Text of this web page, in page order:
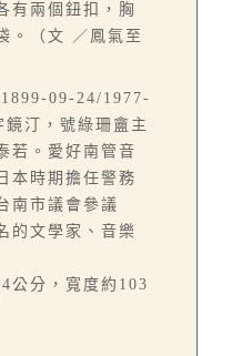
有兩個鈕扣，胸
。（文 ／鳳氣至
09-24/1977-
汀，號綠珊盦主
若。愛好南管音
本時期擔任警務
南市議會參議
的文學家、音樂
公分，寬度約103